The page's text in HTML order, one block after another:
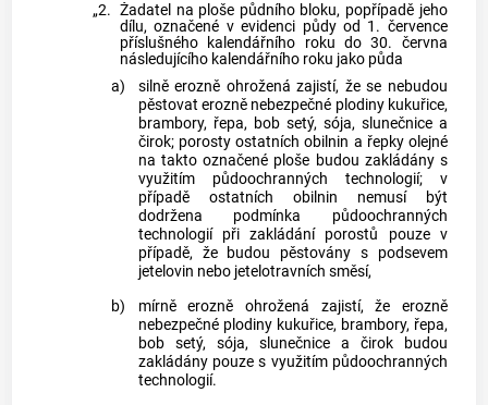
„2. Žadatel na ploše půdního bloku, popřípadě jeho
dílu, označené v evidenci půdy od 1. července
příslušného kalendářního roku do 30. června
následujícího kalendářního roku jako půda
a)
silně erozně ohrožená zajistí, že se nebudou
pěstovat erozně nebezpečné plodiny kukuřice,
brambory, řepa, bob setý, sója, slunečnice a
čirok; porosty ostatních obilnin a řepky olejné
na takto označené ploše budou zakládány s
využitím půdoochranných technologií; v
případě ostatních obilnin nemusí být
dodržena podmínka půdoochranných
technologií při zakládání porostů pouze v
případě, že budou pěstovány s podsevem
jetelovin nebo jetelotravních směsí,
b)
mírně erozně ohrožená zajistí, že erozně
nebezpečné plodiny kukuřice, brambory, řepa,
bob setý, sója, slunečnice a čirok budou
zakládány pouze s využitím půdoochranných
technologií.